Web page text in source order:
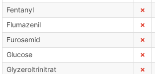
Fentanyl ✗
Flumazenil
✗
Furosemid
✗
Glucose
✗
Glyzeroltrinitrat
✗